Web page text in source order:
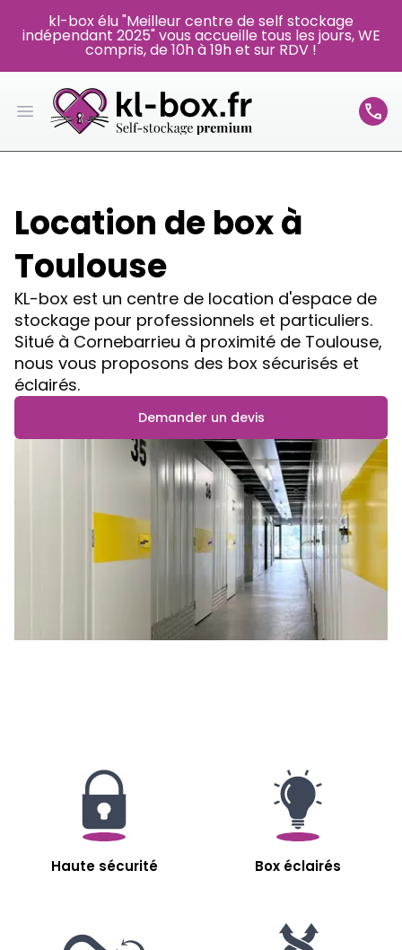
kl-box élu "Meilleur centre de self stockage
indépendant 2025" vous accueille tous les jours, WE
compris, de 10h à 19h et sur RDV !
Open main menu
Location de box à
Toulouse
KL-box est un centre de location d'espace de
stockage pour professionnels et particuliers.
Situé à Cornebarrieu à proximité de Toulouse,
nous vous proposons des box sécurisés et
éclairés.
Demander un devis
Haute sécurité Box éclairés